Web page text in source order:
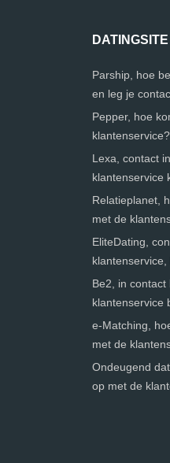
Parship, hoe
en leg je
Pepper, hoe
klantenservice?
Lexa, contact
klantenservice
Relatieplanet,
met de
EliteDating,
Be2, in
klantenservice
e-Matching,
met de
Ondeugend
op met de